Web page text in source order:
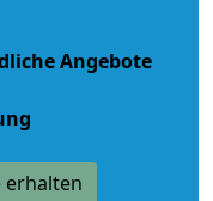
Angebote
erhalten